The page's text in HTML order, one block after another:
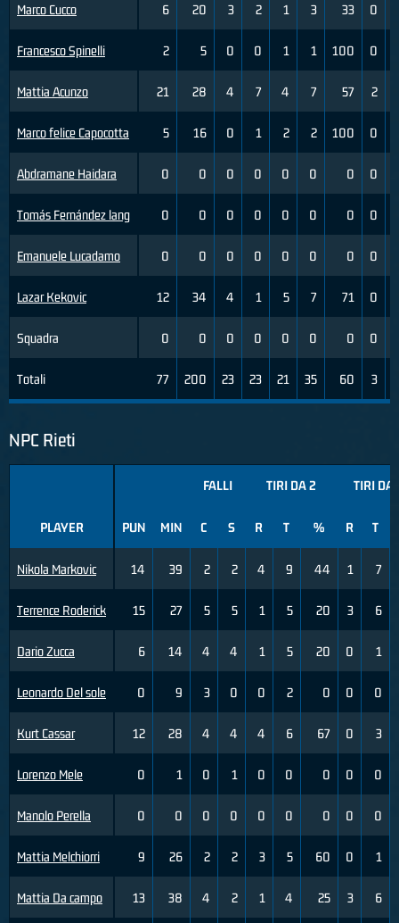
Marco Cucco
Francesco Spinelli
Mattia Acunzo
Marco felice Capocotta
Abdramane Haidara
Tomás Fernández lang
Emanuele Lucadamo
Lazar Kekovic
Squadra
Totali
6 20 3 2 1 3 33 0
2 5 0 0 1 1 100 0
21 28 4 7 4 7 57 2
5 16 0 1 2 2 100 0
0 0 0 0 0 0 0 0
0 0 0 0 0 0 0 0
0 0 0 0 0 0 0 0
12 34 4 1 5 7 71 0
0 0 0 0 0 0 0 0
77 200 23 23 21 35 60 3
NPC Rieti
PLAYER
Nikola Markovic
Terrence Roderick
Dario Zucca
Leonardo Del sole
Kurt Cassar
Lorenzo Mele
Manolo Perella
Mattia Melchiorri
Mattia Da campo
FALLI TIRI DA 2 TIRI DA
PUN MIN C S R T % R T
14 39 2 2 4 9 44 1 7
15 27 5 5 1 5 20 3 6
6 14 4 4 1 5 20 0 1
0 9 3 0 0 2 0 0 0
12 28 4 4 4 6 67 0 3
0 1 0 1 0 0 0 0 0
0 0 0 0 0 0 0 0 0
9 26 2 2 3 5 60 0 1
13 38 4 2 1 4 25 3 6